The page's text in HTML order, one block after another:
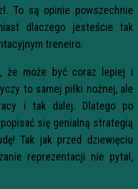
To są opinie powszechnie
dlaczego jesteście tak
treneiro.
że może być coraz lepiej i
to samej piłki nożnej, ale
i tak dalej. Dlatego po
się genialną strategią
Tak jak przed dziewięciu
reprezentacji nie pytał,